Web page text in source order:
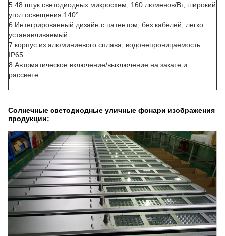
5. 48 штук светодиодных микросхем, 160 люменов/Вт, широкий
угол освещения 140°.
6. Интегрированный дизайн с патентом, без кабелей, легко
устанавливаемый
7. корпус из алюминиевого сплава, водонепроницаемость
IP65.
8. Автоматическое включение/выключение на закате и
рассвете
Солнечные светодиодные уличные фонари изображения
продукции: